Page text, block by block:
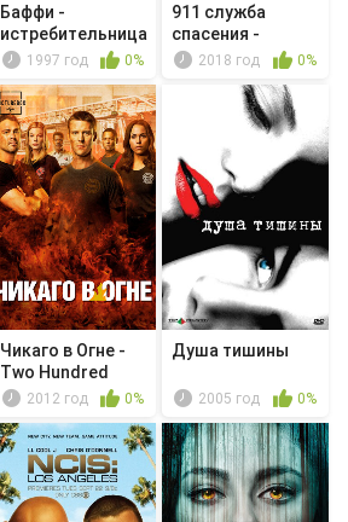
Баффи -
истребительница
вампиров - Ин...
1997 год 0%
911 служба
спасения -
Опрокинутый
2018 год 0%
Чикаго в Огне -
Two Hundred
2012 год 0%
Душа тишины
2005 год 0%